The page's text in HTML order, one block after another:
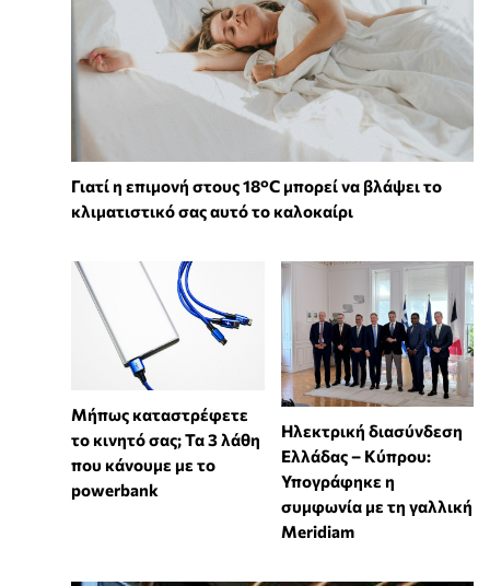
Γιατί η επιμονή στους 18°C μπορεί να βλάψει το
κλιματιστικό σας αυτό το καλοκαίρι
Μήπως καταστρέφετε
το κινητό σας; Τα 3 λάθη
που κάνουμε με το
powerbank
Ηλεκτρική διασύνδεση
Ελλάδας – Κύπρου:
Υπογράφηκε η
συμφωνία με τη γαλλική
Meridiam